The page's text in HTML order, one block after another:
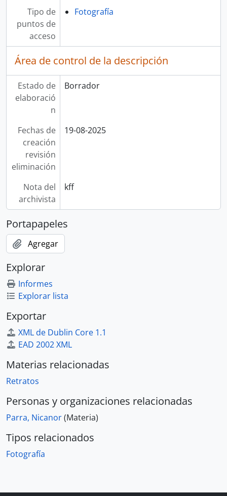
Tipo de
puntos de
acceso
Fotografía
Área de control de la descripción
Estado de
elaboració
n
Borrador
Fechas de
creación
revisión
eliminación
19-08-2025
Nota del
archivista
kff
Portapapeles
Agregar
Explorar
Informes
Explorar lista
Exportar
XML de Dublin Core 1.1
EAD 2002 XML
Materias relacionadas
Retratos
Personas y organizaciones relacionadas
Parra, Nicanor(Materia)
Tipos relacionados
Fotografía